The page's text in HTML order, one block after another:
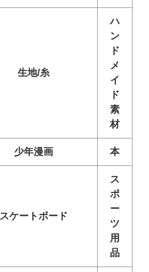
生地/糸
ハ
ン
ド
メ
イ
ド
素
材
少年漫画 本
スケートボード
ス
ポ
ー
ツ
用
品